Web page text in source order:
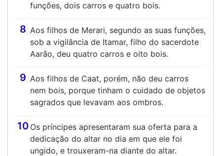
funções, dois carros e quatro bois.
8 Aos filhos de Merari, segundo as suas funções,
sob a vigilância de Itamar, filho do sacerdote
Aarão, deu quatro carros e oito bois.
9 Aos filhos de Caat, porém, não deu carros
nem bois, porque tinham o cuidado de objetos
sagrados que levavam aos ombros.
10 Os príncipes apresentaram sua oferta para a
dedicação do altar no dia em que ele foi
ungido, e trouxeram-na diante do altar.